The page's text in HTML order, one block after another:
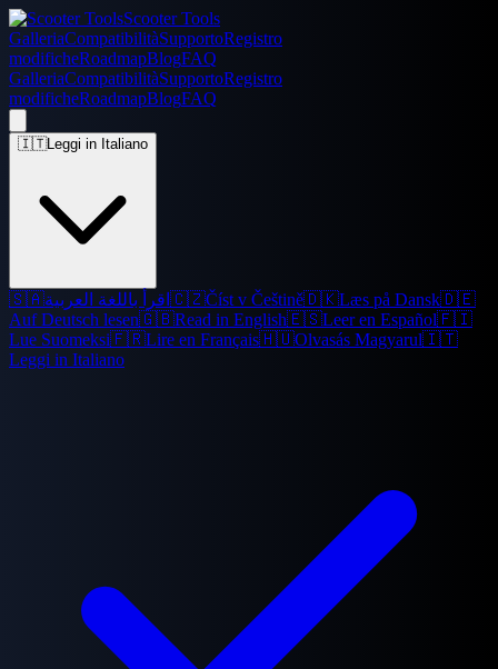
Scooter Tools
GalleriaCompatibilitàSupportoRegistro
modificheRoadmapBlogFAQ
GalleriaCompatibilitàSupportoRegistro
modificheRoadmapBlogFAQ
🇮🇹Leggi in Italiano
🇸🇦اقرأ باللغة العربية 🇨🇿Číst v Češtině🇩🇰Læs på Dansk🇩🇪
Auf Deutsch lesen🇬🇧Read in English🇪🇸Leer en Español🇫🇮
Lue Suomeksi🇫🇷Lire en Français🇭🇺Olvasás Magyarul🇮🇹
Leggi in Italiano